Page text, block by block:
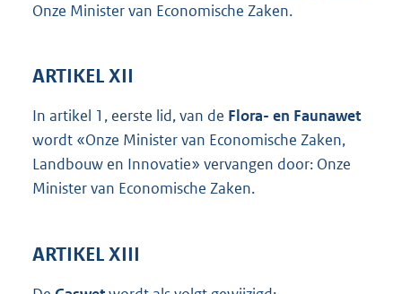
Onze Minister van Economische Zaken.
ARTIKEL XII
In artikel 1, eerste lid, van de Flora- en Faunawet
wordt «Onze Minister van Economische Zaken,
Landbouw en Innovatie» vervangen door: Onze
Minister van Economische Zaken.
ARTIKEL XIII